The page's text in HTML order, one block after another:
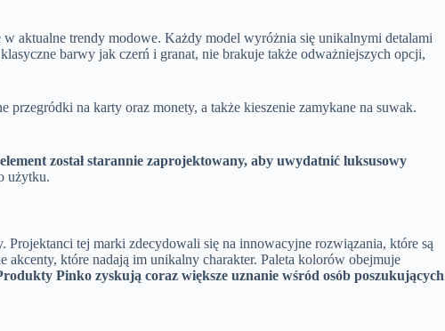
w aktualne trendy modowe. Każdy model wyróżnia się unikalnymi detalami
barwy jak czerń i granat, nie brakuje także odważniejszych opcji,
na karty oraz monety, a także kieszenie zamykane na suwak.
został starannie zaprojektowany, aby uwydatnić luksusowy
użytku.
tej marki zdecydowali się na innowacyjne rozwiązania, które są
które nadają im unikalny charakter. Paleta kolorów obejmuje
Pinko zyskują coraz większe uznanie wśród osób poszukujących